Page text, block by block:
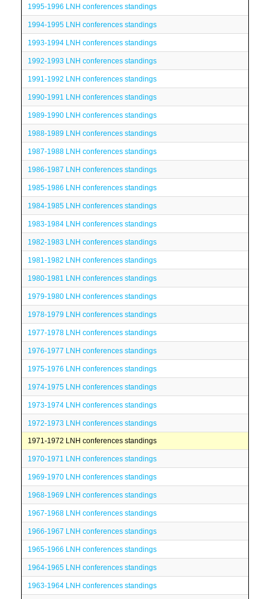
1995-1996 LNH conferences standings
1994-1995 LNH conferences standings
1993-1994 LNH conferences standings
1992-1993 LNH conferences standings
1991-1992 LNH conferences standings
1990-1991 LNH conferences standings
1989-1990 LNH conferences standings
1988-1989 LNH conferences standings
1987-1988 LNH conferences standings
1986-1987 LNH conferences standings
1985-1986 LNH conferences standings
1984-1985 LNH conferences standings
1983-1984 LNH conferences standings
1982-1983 LNH conferences standings
1981-1982 LNH conferences standings
1980-1981 LNH conferences standings
1979-1980 LNH conferences standings
1978-1979 LNH conferences standings
1977-1978 LNH conferences standings
1976-1977 LNH conferences standings
1975-1976 LNH conferences standings
1974-1975 LNH conferences standings
1973-1974 LNH conferences standings
1972-1973 LNH conferences standings
1971-1972 LNH conferences standings
1970-1971 LNH conferences standings
1969-1970 LNH conferences standings
1968-1969 LNH conferences standings
1967-1968 LNH conferences standings
1966-1967 LNH conferences standings
1965-1966 LNH conferences standings
1964-1965 LNH conferences standings
1963-1964 LNH conferences standings